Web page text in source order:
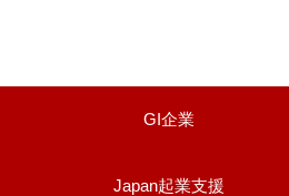
GI企業
Japan起業支援